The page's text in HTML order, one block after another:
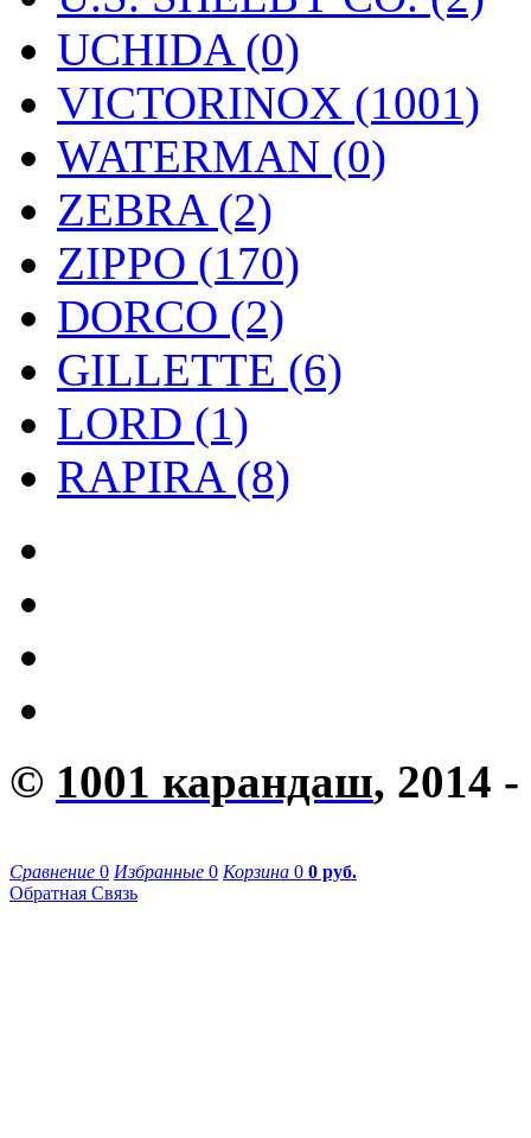
UCHIDA (0)
VICTORINOX (1001)
WATERMAN (0)
ZEBRA (2)
ZIPPO (170)
DORCO (2)
GILLETTE (6)
LORD (1)
RAPIRA (8)
© 1001 карандаш, 2014 -
Сравнение 0 Избранные 0 Корзина 0 0 руб.
Обратная Связь